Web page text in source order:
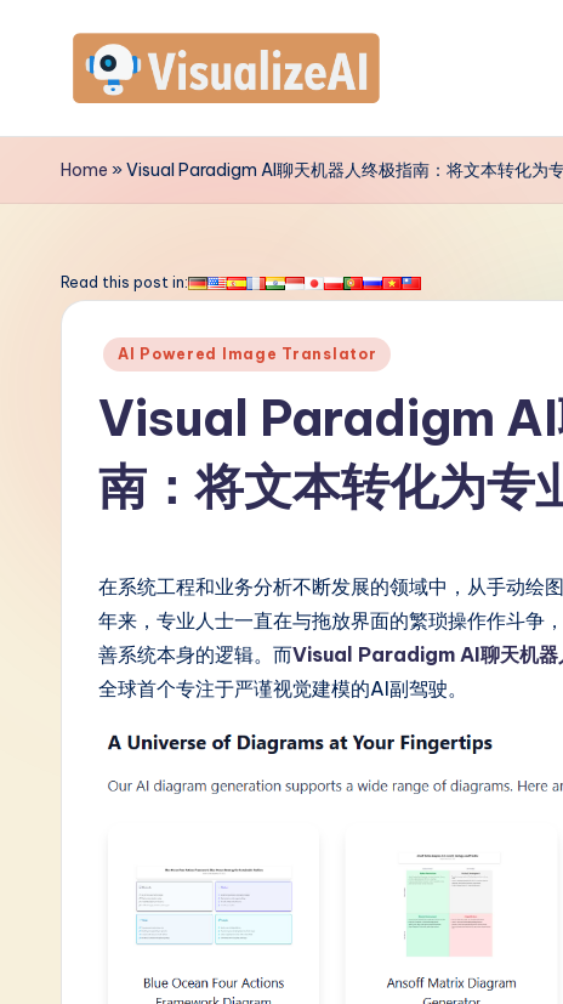
contentV
is
a
A
m
Home »Visual Paradigm AI聊天机器人终极指南：将文本转化为
Read this post in:
Posted
AI Powered Image Translator
Visual Paradigm AI
南：将文本转化为专
在系统工程和业务分析不断发展的领域中，从手动绘
年来，专业人士一直在与拖放界面的繁琐操作作斗争
善系统本身的逻辑。而Visual Paradigm AI聊天机器
全球首个专注于严谨视觉建模的AI副驾驶。